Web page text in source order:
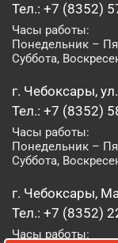
Тел.: +7 (8352)
Часы работы:
Понедельник –
Суббота,
г. Чебоксары,
Тел.: +7 (8352)
Часы работы:
Понедельник –
Суббота,
г. Чебоксары,
Тел.: +7 (8352)
Часы работы: